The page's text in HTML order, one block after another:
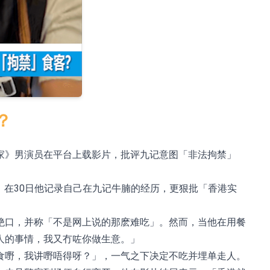
男演员在平台上载影片，批评九记意图「非法拘禁」
30日他记录自己在九记牛腩的经历，更狠批「香港实
，并称「不是网上说的那麽难吃」。然而，当他在用餐
事情，我又冇咗你做生意。」
，我讲嘢唔得呀？」，一气之下决定不吃并埋单走人。